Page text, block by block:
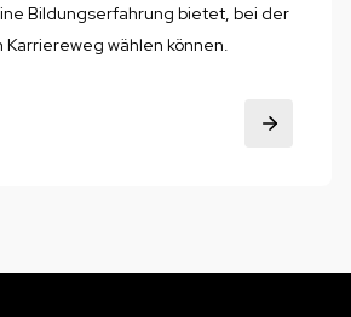
Bildungserfahrung bietet, bei der
wählen können.